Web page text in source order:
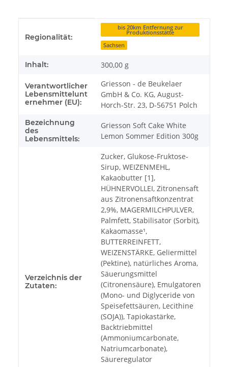
Regionalität:
bis 20km Entfernung zur
Produktionsstätte
Sachsen
Inhalt: 300,00 g
Verantwortlicher
Lebensmittelunt
ernehmer (EU):
Griesson - de Beukelaer
GmbH & Co. KG, August-
Horch-Str. 23, D-56751 Polch
Bezeichnung
des
Lebensmittels:
Griesson Soft Cake White
Lemon Sommer Edition 300g
Verzeichnis der
Zutaten:
Zucker, Glukose-Fruktose-
Sirup, WEIZENMEHL,
Kakaobutter [1],
HÜHNERVOLLEI, Zitronensaft
aus Zitronensaftkonzentrat
2,9%, MAGERMILCHPULVER,
Palmfett, Stabilisator (Sorbit),
Kakaomasse¹,
BUTTERREINFETT,
WEIZENSTÄRKE, Geliermittel
(Pektine), natürliches Aroma,
Säuerungsmittel
(Citronensäure), Emulgatoren
(Mono- und Diglyceride von
Speisefettsäuren, Lecithine
(SOJA)), Tapiokastärke,
Backtriebmittel
(Ammoniumcarbonate,
Natriumcarbonate),
Säureregulator